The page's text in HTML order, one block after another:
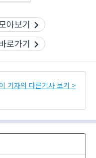
아보기
로가기
이 기자의 다른기사 보기 >